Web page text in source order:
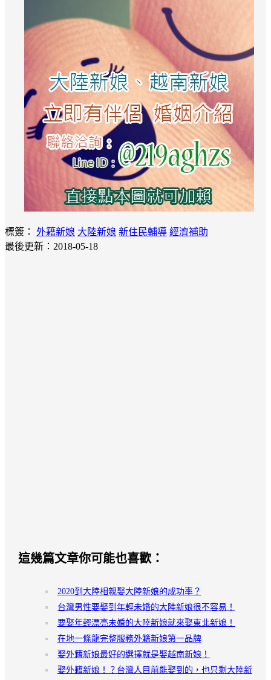
標簽： 外籍新娘 大陸新娘 新住民輔導 經濟補助
最後更新：2018-05-18
這幾篇文章你可能也喜歡：
2020到大陸相親娶大陸新娘的成功率？
台灣男性要娶到年輕未婚的大陸新娘很不容易！
要娶年輕漂亮未婚的大陸新娘就來娶東北新娘！
在地一條龍完整服務外籍新娘第一品牌
娶外籍新娘最好的選擇就是娶越南新娘！
娶外籍新娘！？台灣人目前能娶到的，也只剩大陸新